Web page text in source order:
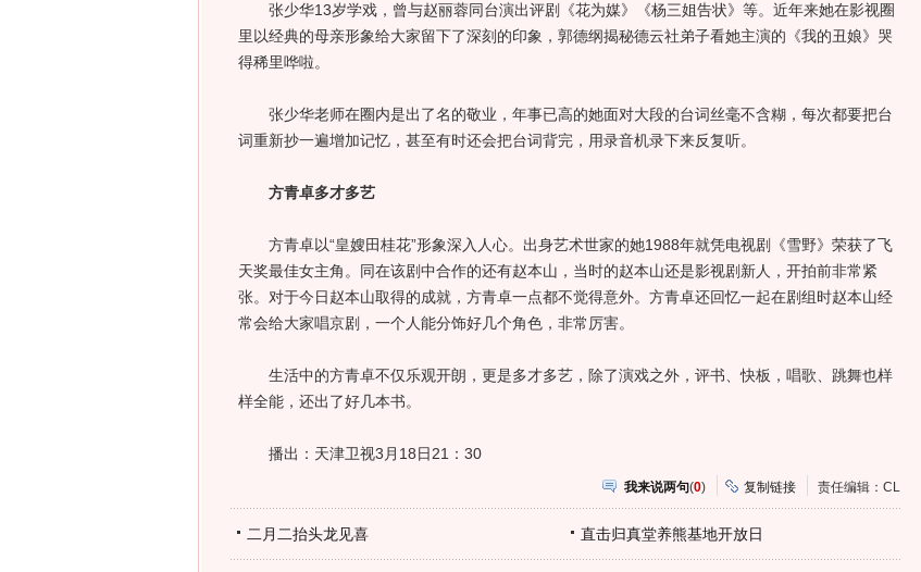
张少华13岁学戏，曾与赵丽蓉同台演出评剧《花为媒》《杨三姐告状》等。近年来她在影视圈
里以经典的母亲形象给大家留下了深刻的印象，郭德纲揭秘德云社弟子看她主演的《我的丑娘》哭
得稀里哗啦。
张少华老师在圈内是出了名的敬业，年事已高的她面对大段的台词丝毫不含糊，每次都要把台
词重新抄一遍增加记忆，甚至有时还会把台词背完，用录音机录下来反复听。
方青卓多才多艺
方青卓以“皇嫂田桂花”形象深入人心。出身艺术世家的她1988年就凭电视剧《雪野》荣获了飞
天奖最佳女主角。同在该剧中合作的还有赵本山，当时的赵本山还是影视剧新人，开拍前非常紧
张。对于今日赵本山取得的成就，方青卓一点都不觉得意外。方青卓还回忆一起在剧组时赵本山经
常会给大家唱京剧，一个人能分饰好几个角色，非常厉害。
生活中的方青卓不仅乐观开朗，更是多才多艺，除了演戏之外，评书、快板，唱歌、跳舞也样
样全能，还出了好几本书。
播出：天津卫视3月18日21：30
我来说两句(0) 复制链接 责任编辑：CL
二月二抬头龙见喜 直击归真堂养熊基地开放日